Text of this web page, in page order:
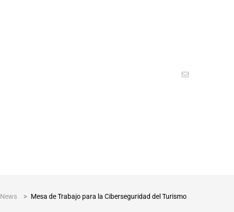
News > Mesa de Trabajo para la Ciberseguridad del Turismo